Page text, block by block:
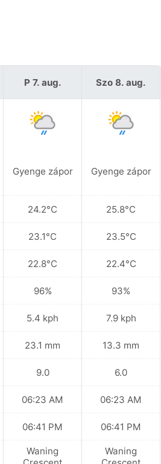
P 7. aug.
Gyenge zápor
24.2°C
23.1°C
22.8°C
96%
5.4 kph
23.1 mm
9.0
06:23 AM
06:41 PM
Waning
Szo 8. aug.
Gyenge zápor
25.8°C
23.5°C
22.4°C
93%
7.9 kph
13.3 mm
6.0
06:23 AM
06:41 PM
Waning